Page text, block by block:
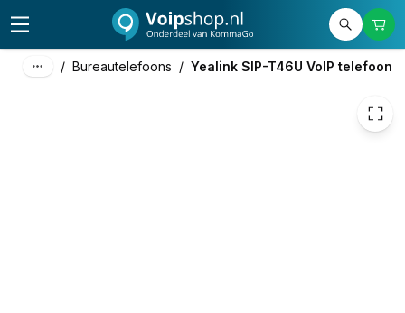
/ Bureautelefoons / Yealink SIP-T46U VoIP telefoon